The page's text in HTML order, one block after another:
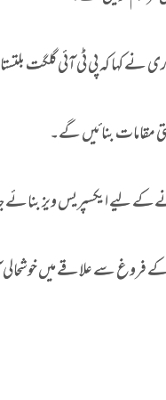
کہ پی ٹی آئی گلگت
لیے ایکسپریس ویز
فروغ سے علاقے میں